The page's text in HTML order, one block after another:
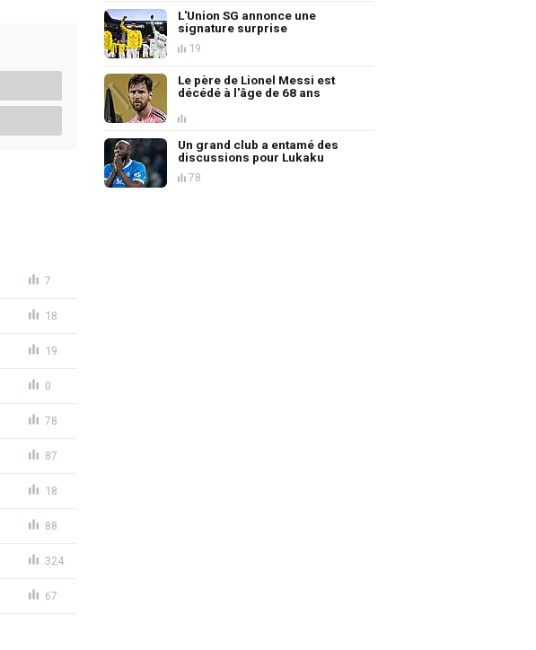
7
18
19
0
78
87
18
88
324
67
L'Union SG annonce une
signature surprise
19
Le père de Lionel Messi est
décédé à l'âge de 68 ans
Un grand club a entamé des
discussions pour Lukaku
78